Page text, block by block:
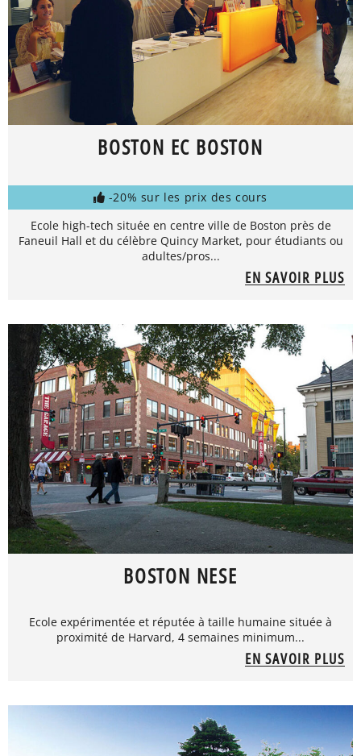
BOSTON EC BOSTON
-20% sur les prix des cours
Ecole high-tech située en centre ville de Boston près de
Faneuil Hall et du célèbre Quincy Market, pour étudiants ou
adultes/pros...
EN SAVOIR PLUS
BOSTON NESE
Ecole expérimentée et réputée à taille humaine située à
proximité de Harvard, 4 semaines minimum...
EN SAVOIR PLUS